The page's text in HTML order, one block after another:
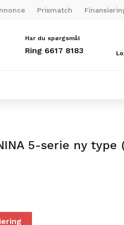
Prismatch
Har du spørgsmål
Ring 6617 8183
5-serie ny type